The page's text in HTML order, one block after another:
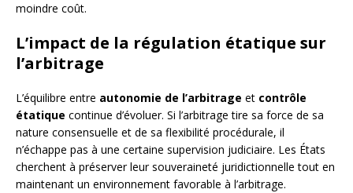
moindre coût.
L’impact de la régulation étatique sur
l’arbitrage
L’équilibre entre autonomie de l’arbitrage et contrôle
étatique continue d’évoluer. Si l’arbitrage tire sa force de sa
nature consensuelle et de sa flexibilité procédurale, il
n’échappe pas à une certaine supervision judiciaire. Les États
cherchent à préserver leur souveraineté juridictionnelle tout en
maintenant un environnement favorable à l’arbitrage.